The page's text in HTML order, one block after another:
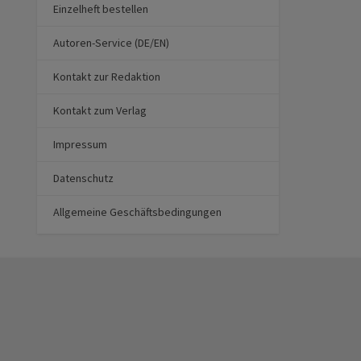
Einzelheft bestellen
Autoren-Service (DE/EN)
Kontakt zur Redaktion
Kontakt zum Verlag
Impressum
Datenschutz
Allgemeine Geschäftsbedingungen